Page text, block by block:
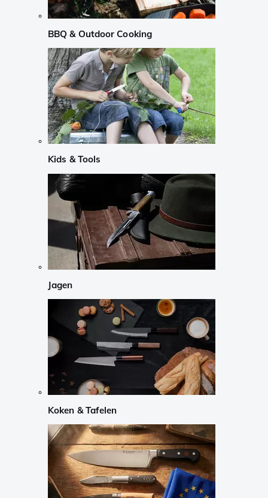
BBQ & Outdoor Cooking
Kids & Tools
Jagen
Koken & Tafelen